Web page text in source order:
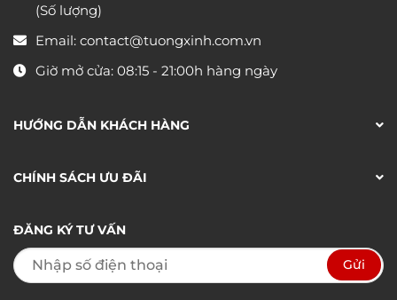
(Số lượng)
Email: contact@tuongxinh.com.vn
Giờ mở cửa: 08:15 - 21:00h hàng ngày
HƯỚNG DẪN KHÁCH HÀNG
CHÍNH SÁCH ƯU ĐÃI
ĐĂNG KÝ TƯ VẤN